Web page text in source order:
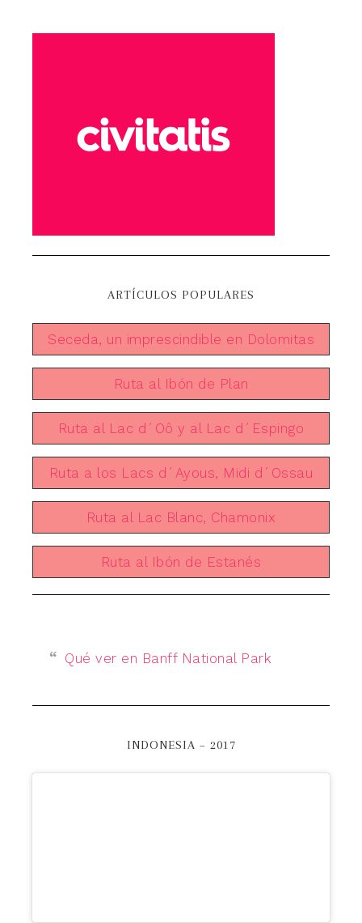
ARTÍCULOS POPULARES
Seceda, un imprescindible en Dolomitas
Ruta al Ibón de Plan
Ruta al Lac d´Oô y al Lac d´Espingo
Ruta a los Lacs d´Ayous, Midi d´Ossau
Ruta al Lac Blanc, Chamonix
Ruta al Ibón de Estanés
Qué ver en Banff National Park
INDONESIA – 2017